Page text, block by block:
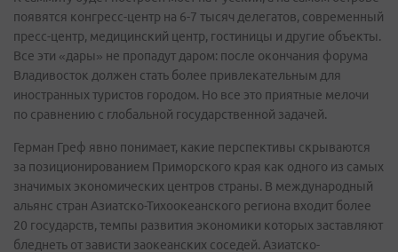
появятся конгресс-центр на 6-7 тысяч делегатов, современный
пресс-центр, медицинский центр, гостиницы и другие объекты.
Все эти «дары» не пропадут даром: после окончания форума
Владивосток должен стать более привлекательным для
иностранных туристов городом. Но все это приятные мелочи
по сравнению с глобальной государственной задачей.
Герман Греф явно понимает, какие перспективы скрываются
за позиционированием Приморского края как одного из самых
значимых экономических центров страны. В международный
альянс стран Азиатско-Тихоокеанского региона входит более
20 государств, темпы развития экономики которых заставляют
бледнеть от зависти заокеанских соседей. Азиатско-